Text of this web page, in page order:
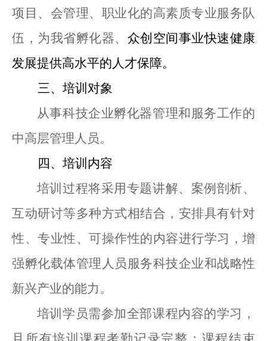
项目、会管理、职业化的高素质专业服务队
伍，为我省孵化器、 众创空间事业快速健康
发展提供高水平的人才保障。
三、培训对象
从事科技企业孵化器管理和服务工作的
中高层管理人员。
四、培训内容
培训过程将采用专题讲解、案例剖析、
互动研讨等多种方式相结合，安排具有针对
性、专业性、可操作性的内容进行学习，增
强孵化载体管理人员服务科技企业和战略性
新兴产业的能力。
培训学员需参加全部课程内容的学习，